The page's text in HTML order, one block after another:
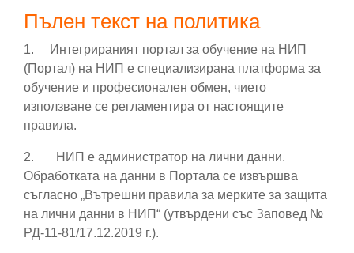
Пълен текст на политика
1. Интегрираният портал за обучение на НИП
(Портал) на НИП е специализирана платформа за
обучение и професионален обмен, чието
използване се регламентира от настоящите
правила.
2.
НИП е администратор на лични данни.
Обработката на данни в Портала се извършва
съгласно „Вътрешни правила за мерките за защита
на лични данни в НИП“ (утвърдени със Заповед №
РД-11-81/17.12.2019 г.).